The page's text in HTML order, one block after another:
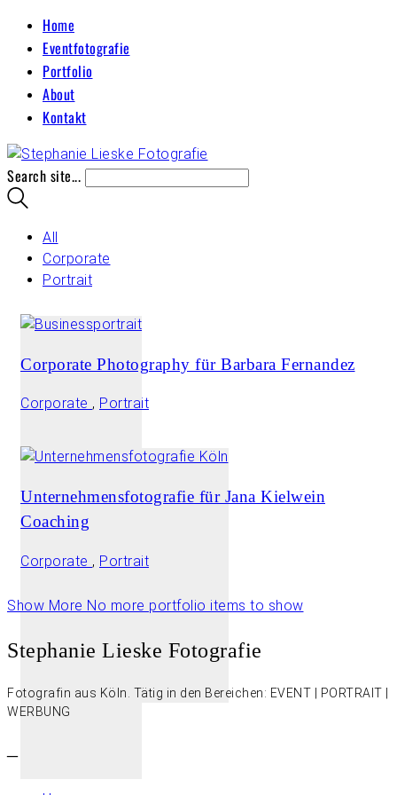
Home
Eventfotografie
Portfolio
About
Kontakt
Search site...
All
Corporate
Portrait
Corporate Photography für Barbara Fernandez
Corporate , Portrait
Unternehmensfotografie für Jana Kielwein
Coaching
Corporate , Portrait
Show More No more portfolio items to show
Stephanie Lieske Fotografie
Fotografin aus Köln. Tätig in den Bereichen: EVENT | PORTRAIT |
WERBUNG
–